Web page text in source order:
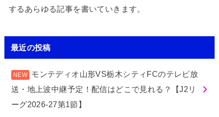
するあらゆる記事を書いていきます。
最近の投稿
モンテディオ山形VS栃木シティFCのテレビ放
送・地上波中継予定！配信はどこで見れる？【J2リ
ーグ2026-27第1節】